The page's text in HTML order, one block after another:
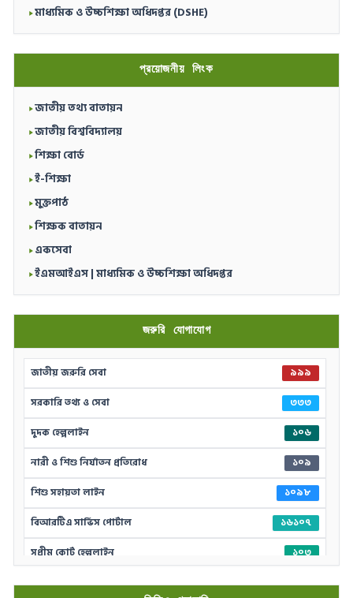
মাধ্যমিক ও উচ্চশিক্ষা অধিদপ্তর (DSHE)
প্রয়োজনীয় লিংক
জাতীয় তথ্য বাতায়ন
জাতীয় বিশ্ববিদ্যালয়
শিক্ষা বোর্ড
ই-শিক্ষা
মুক্তপাঠ
শিক্ষক বাতায়ন
একসেবা
ইএমআইএস | মাধ্যমিক ও উচ্চশিক্ষা অধিদপ্তর
জরুরি যোগাযোগ
জাতীয় জরুরি সেবা
৯৯৯
সরকারি তথ্য ও সেবা
৩৩৩
দুদক হেল্পলাইন
১০৬
নারী ও শিশু নির্যাতন প্রতিরোধ
১০৯
শিশু সহায়তা লাইন
১০৯৮
বিআরটিএ সার্ভিস পোর্টাল
১৬১০৭
সুপ্রীম কোর্ট হেল্পলাইন
১০৩
দুর্যোগের আগাম বার্তা
১০৯৪১